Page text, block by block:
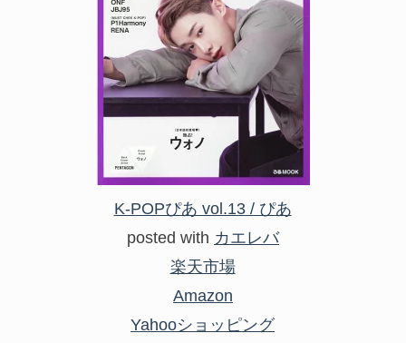
K-POPぴあ vol.13 / ぴあ
posted with カエレバ
楽天市場
Amazon
Yahooショッピング